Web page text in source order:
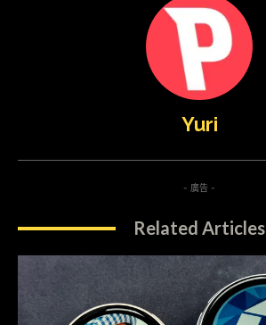
Yuri
- 廣告 -
Related Articles